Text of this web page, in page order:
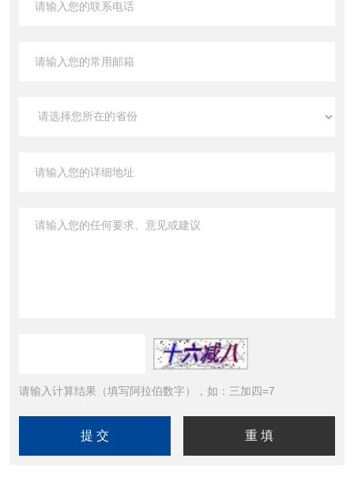
请输入计算结果（填写阿拉伯数字），如：三加四=7